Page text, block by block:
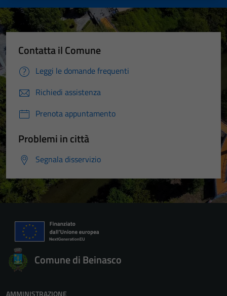
Contatta il Comune
Leggi le domande frequenti
Richiedi assistenza
Prenota appuntamento
Problemi in città
Segnala disservizio
Comune di Beinasco
AMMINISTRAZIONE